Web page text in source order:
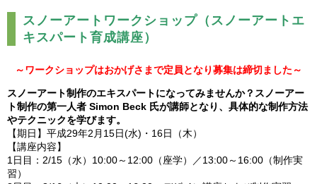
スノーアートワークショップ（スノーアートエ
キスパート育成講座）
～ワークショップはおかげさまで定員となり募集は締切ました～
スノーアート制作のエキスパートになってみませんか？スノーアー
ト制作の第一人者 Simon Beck 氏が講師となり、具体的な制作方法
やテクニックを学びます。
【期日】平成29年2月15日(水)・16日（木）
【講座内容】
1日目：2/15（水）10:00～12:00（座学）／13:00～16:00（制作実
習）